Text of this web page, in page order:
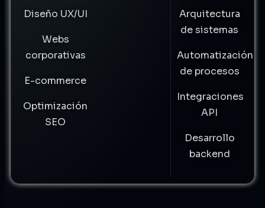
Diseño UX/UI
Webs
corporativas
E-commerce
Optimización
SEO
Arquitectura
de sistemas
Automatización
de procesos
Integraciones
API
Desarrollo
backend